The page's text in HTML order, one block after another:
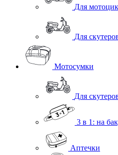
Для
Для
Мотосумки
Для
3 в 1: на
Аптечки